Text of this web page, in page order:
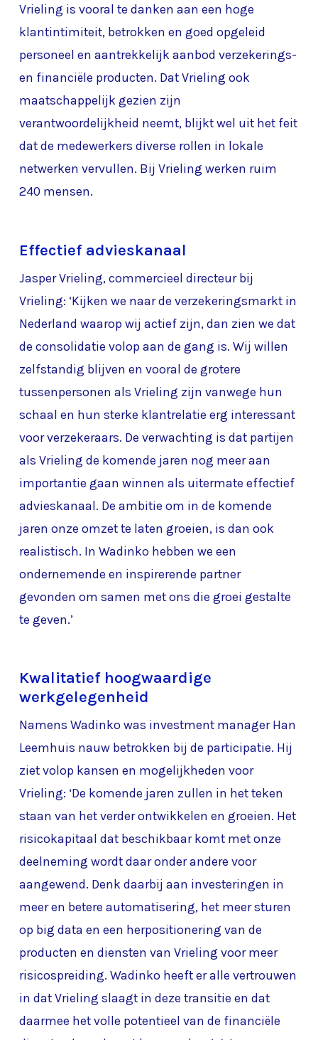
Vrieling is vooral te danken aan een hoge
klantintimiteit, betrokken en goed opgeleid
personeel en aantrekkelijk aanbod verzekerings-
en financiële producten. Dat Vrieling ook
maatschappelijk gezien zijn
verantwoordelijkheid neemt, blijkt wel uit het feit
dat de medewerkers diverse rollen in lokale
netwerken vervullen. Bij Vrieling werken ruim
240 mensen.
Effectief advieskanaal
Jasper Vrieling, commercieel directeur bij
Vrieling: ‘Kijken we naar de verzekeringsmarkt in
Nederland waarop wij actief zijn, dan zien we dat
de consolidatie volop aan de gang is. Wij willen
zelfstandig blijven en vooral de grotere
tussenpersonen als Vrieling zijn vanwege hun
schaal en hun sterke klantrelatie erg interessant
voor verzekeraars. De verwachting is dat partijen
als Vrieling de komende jaren nog meer aan
importantie gaan winnen als uitermate effectief
advieskanaal. De ambitie om in de komende
jaren onze omzet te laten groeien, is dan ook
realistisch. In Wadinko hebben we een
ondernemende en inspirerende partner
gevonden om samen met ons die groei gestalte
te geven.’
Kwalitatief hoogwaardige
werkgelegenheid
Namens Wadinko was investment manager Han
Leemhuis nauw betrokken bij de participatie. Hij
ziet volop kansen en mogelijkheden voor
Vrieling: ‘De komende jaren zullen in het teken
staan van het verder ontwikkelen en groeien. Het
risicokapitaal dat beschikbaar komt met onze
deelneming wordt daar onder andere voor
aangewend. Denk daarbij aan investeringen in
meer en betere automatisering, het meer sturen
op big data en een herpositionering van de
producten en diensten van Vrieling voor meer
risicospreiding. Wadinko heeft er alle vertrouwen
in dat Vrieling slaagt in deze transitie en dat
daarmee het volle potentieel van de financiële